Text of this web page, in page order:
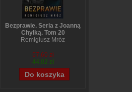
Bezprawie. Seria z Joanną
Chyłką. Tom 20
Remigiusz Mróz
57,60 zł
44,02 zł